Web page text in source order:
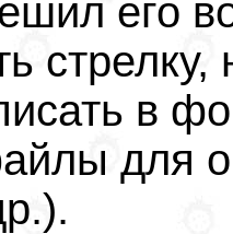
его
стрелку,
в
для